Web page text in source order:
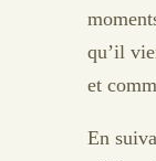
qu’il
et
En